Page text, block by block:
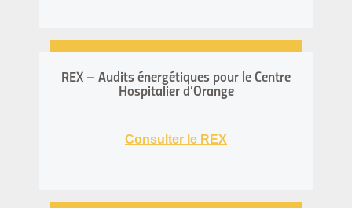
REX – Audits énergétiques pour le Centre
Hospitalier d’Orange
Consulter le REX